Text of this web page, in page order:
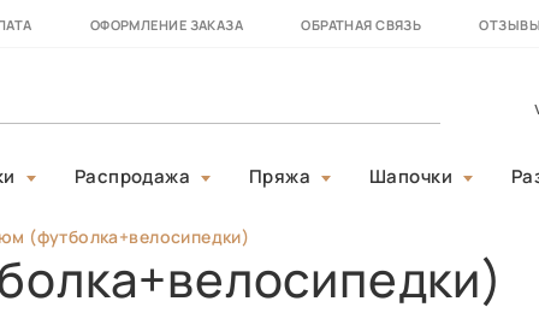
ОФОРМЛЕНИЕ ЗАКАЗА ОБРАТНАЯ СВЯЗЬ
Распродажа Пряжа Шапочки
(футболка+велосипедки)